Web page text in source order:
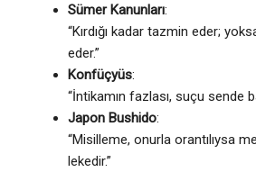
Sümer Kanunları:
“Kırdığı kadar tazmin eder;
eder.”
Konfüçyüs:
“İntikamın fazlası, suçu sende
Japon Bushido:
“Misilleme, onurla orantılıysa
lekedir.”